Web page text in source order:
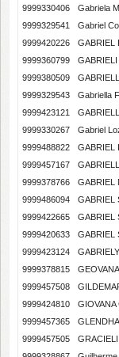
9999330406
Gabriela
9999329541
Gabriel
9999420226
GABRIEL
9999360799
9999380509
9999329543
Gabriella
9999423121
9999330267
Gabriel
9999488822
GABRIEL
9999457167
9999378766
GABRIEL
9999486094
GABRIEL
9999422665
GABRIEL
9999420633
GABRIEL
9999423124
9999378815
9999457508
9999424810
GIOVANA
9999457365
9999457505